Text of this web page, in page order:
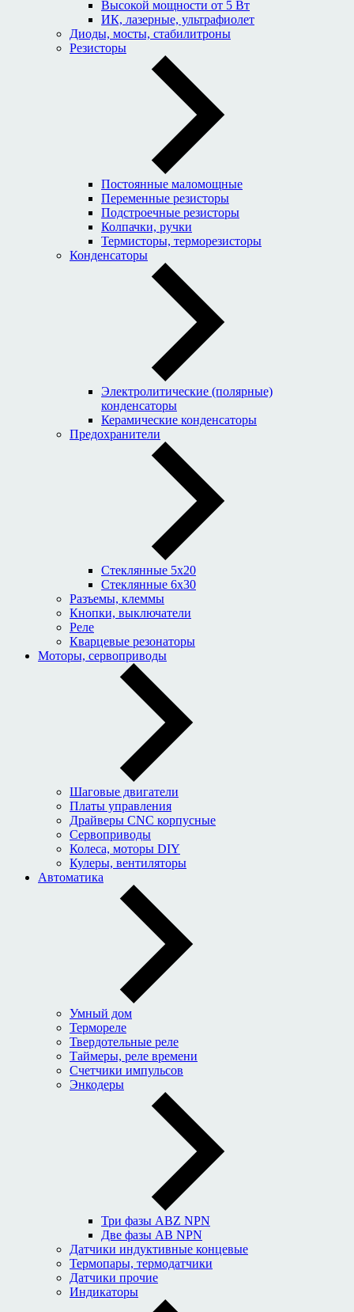
Высокой мощности от 5 Вт
ИК, лазерные, ультрафиолет
Диоды, мосты, стабилитроны
Резисторы
Постоянные маломощные
Переменные резисторы
Подстроечные резисторы
Колпачки, ручки
Термисторы, терморезисторы
Конденсаторы
Электролитические (полярные)
конденсаторы
Керамические конденсаторы
Предохранители
Стеклянные 5x20
Стеклянные 6x30
Разъемы, клеммы
Кнопки, выключатели
Реле
Кварцевые резонаторы
Моторы, сервоприводы
Шаговые двигатели
Платы управления
Драйверы CNC корпусные
Сервоприводы
Колеса, моторы DIY
Кулеры, вентиляторы
Автоматика
Умный дом
Термореле
Твердотельные реле
Таймеры, реле времени
Счетчики импульсов
Энкодеры
Три фазы ABZ NPN
Две фазы AB NPN
Датчики индуктивные концевые
Термопары, термодатчики
Датчики прочие
Индикаторы